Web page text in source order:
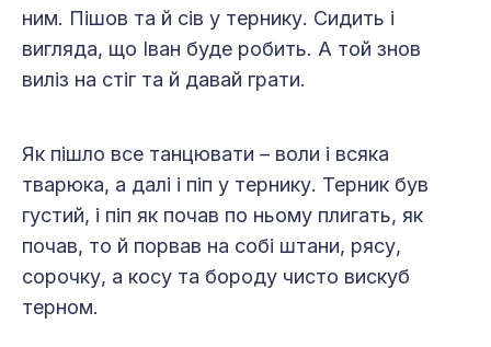
ним. Пішов та й сів у тернику. Сидить і
вигляда, що Іван буде робить. А той знов
виліз на стіг та й давай грати.
Як пішло все танцювати – воли і всяка
тварюка, а далі і піп у тернику. Терник був
густий, і піп як почав по ньому плигать, як
почав, то й порвав на собі штани, рясу,
сорочку, а косу та бороду чисто вискуб
терном.